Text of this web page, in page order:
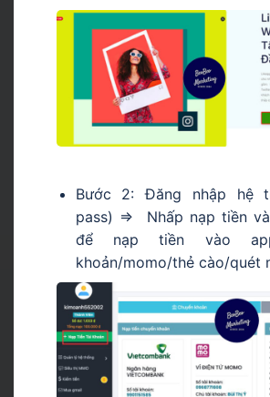
Bước 2: Đăng nhập hệ
pass) => Nhấp nạp tiền
để nạp tiền vào
khoản/momo/thẻ cào/quét